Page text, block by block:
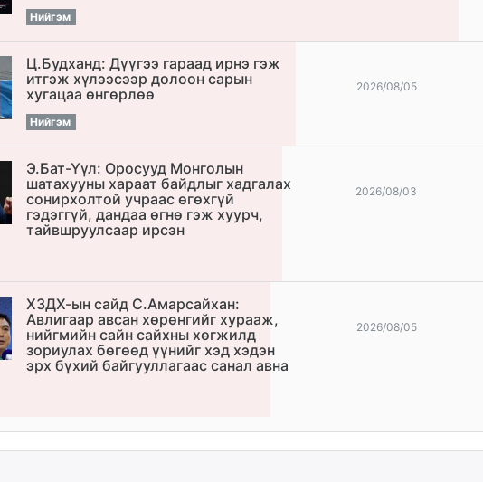
Нийгэм
Ц.Будханд: Дүүгээ гараад ирнэ гэж
итгэж хүлээсээр долоон сарын
хугацаа өнгөрлөө
Нийгэм
2026/08/05
Э.Бат-Үүл: Оросууд Монголын
шатахууны хараат байдлыг хадгалах
сонирхолтой учраас өгөхгүй
гэдэггүй, дандаа өгнө гэж хуурч,
тайвшруулсаар ирсэн
2026/08/03
ХЗДХ-ын сайд С.Амарсайхан:
Авлигаар авсан хөрөнгийг хурааж,
нийгмийн сайн сайхны хөгжилд
зориулах бөгөөд үүнийг хэд хэдэн
эрх бүхий байгууллагаас санал авна
2026/08/05